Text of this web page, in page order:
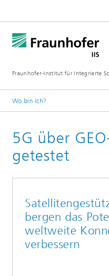
Fraunhofer-Institut für Integrierte
Wo bin ich?
Über uns
Das zeichnet uns aus
2021
5G über
getestet
bergen das
weltweite
verbessern